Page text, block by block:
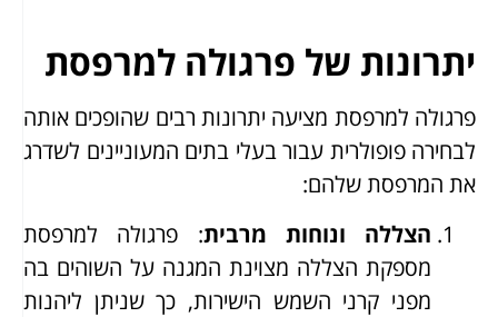
יתרונות של פרגולה למרפסת
פרגולה למרפסת מציעה יתרונות רבים שהופכים אותה
לבחירה פופולרית עבור בעלי בתים המעוניינים לשדרג
את המרפסת שלהם:
הצללה ונוחות מרבית: פרגולה למרפסת
מספקת הצללה מצוינת המגנה על השוהים בה
מפני קרני השמש הישירות, כך שניתן ליהנות